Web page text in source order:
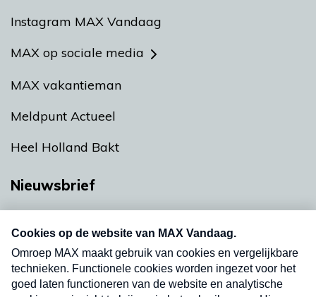
Instagram MAX Vandaag
MAX op sociale media
MAX vakantieman
Meldpunt Actueel
Heel Holland Bakt
Nieuwsbrief
nieuwsbrief. Elke vrijdag- en dinsdagochtend in
uw mailbox.
Verzend